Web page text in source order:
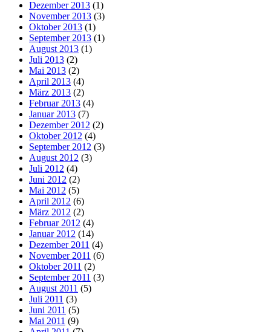
Dezember 2013 (1)
November 2013 (3)
Oktober 2013 (1)
September 2013 (1)
August 2013 (1)
Juli 2013 (2)
Mai 2013 (2)
April 2013 (4)
März 2013 (2)
Februar 2013 (4)
Januar 2013 (7)
Dezember 2012 (2)
Oktober 2012 (4)
September 2012 (3)
August 2012 (3)
Juli 2012 (4)
Juni 2012 (2)
Mai 2012 (5)
April 2012 (6)
März 2012 (2)
Februar 2012 (4)
Januar 2012 (14)
Dezember 2011 (4)
November 2011 (6)
Oktober 2011 (2)
September 2011 (3)
August 2011 (5)
Juli 2011 (3)
Juni 2011 (5)
Mai 2011 (9)